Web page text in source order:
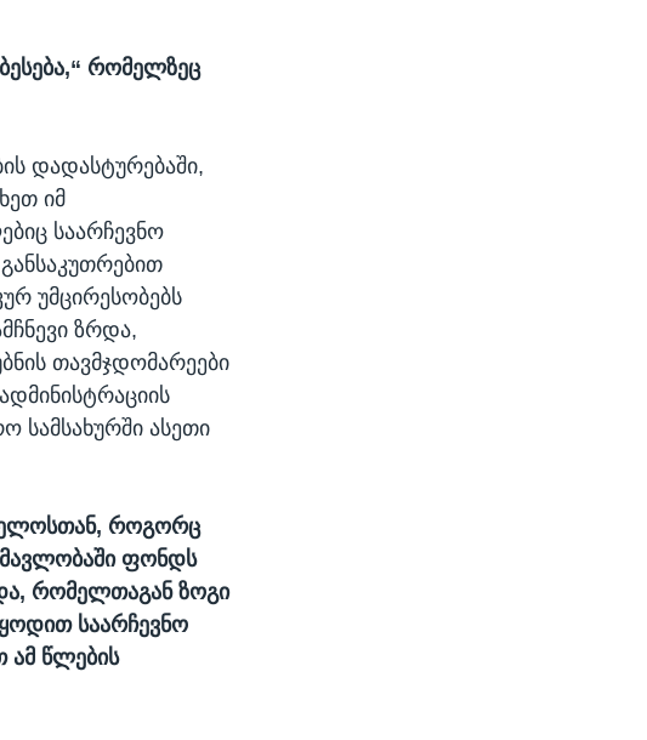
რომელზეც
დადასტურებაში,
იმ
საარჩევნო
უმცირესობებს
ზრდა,
თავმჯდომარეები
სამსახურში ასეთი
როგორც
ფონდს
რომელთაგან ზოგი
საარჩევნო
ამ წლების